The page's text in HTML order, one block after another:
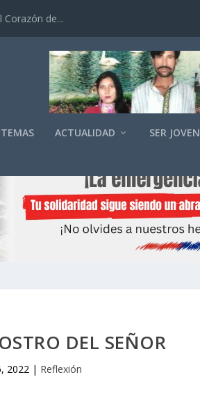
de...
TEMAS ACTUALIDAD SER JOVEN
DEL SEÑOR
2022| Reflexión